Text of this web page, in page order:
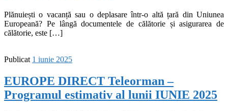
Plănuiești o vacanță sau o deplasare într-o altă țară din Uniunea
Europeană? Pe lângă documentele de călătorie și asigurarea de
călătorie, este […]
Publicat 1 iunie 2025
EUROPE DIRECT Teleorman –
Programul estimativ al lunii IUNIE 2025